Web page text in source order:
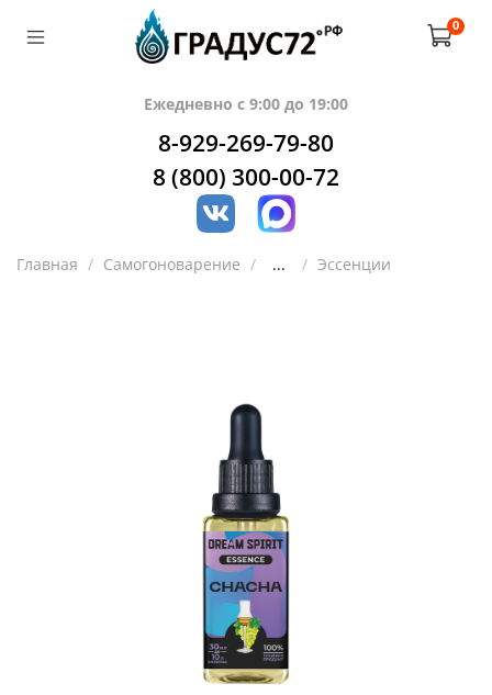
0
Ежедневно с 9:00 до 19:00
8-929-269-79-80
8 (800) 300-00-72
Главная Самогоноварение ... Эссенции